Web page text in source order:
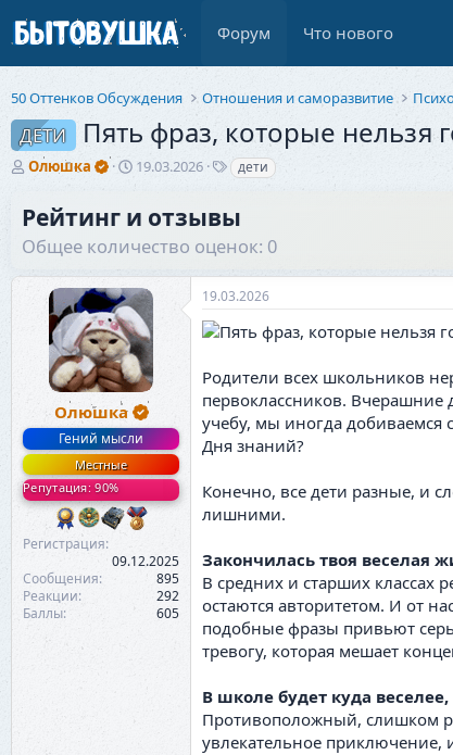
Форум Что нового
50 Оттенков Обсуждения Отношения и саморазвитие
ДЕТИ Пять фраз, которые нельзя
А
о
р
е
Олюшка
Д
а
н
ч
а
л
а
19.03.2026
Т
и
дети
Рейтинг и отзывы
Общее количество оценок: 0
Олюшка
Гений мысли
Местные
Репутация: 90%
Регистрация
09.12.2025
Сообщения
895
Реакции
292
Баллы
605
19.03.2026
Родители всех школьников
первоклассников. Вчерашние
учебу, мы иногда добиваемся
Дня знаний?
Конечно, все дети разные, и
лишними.
Закончилась твоя веселая
В средних и старших классах
остаются авторитетом. И от
подобные фразы привьют
тревогу, которая мешает
В школе будет куда
Противоположный, слишком
увлекательное приключение,